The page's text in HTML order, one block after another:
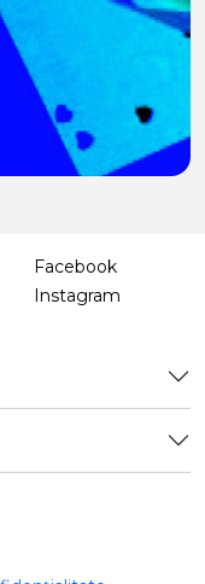
Facebook
Instagram